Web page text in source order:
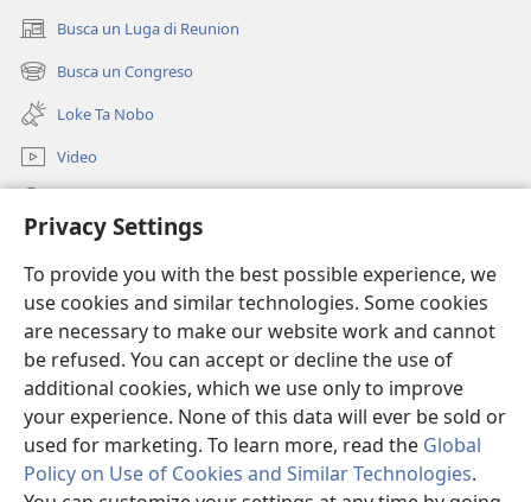
Privacy Settings
To provide you with the best possible experience, we
use cookies and similar technologies. Some cookies
are necessary to make our website work and cannot
be refused. You can accept or decline the use of
additional cookies, which we use only to improve
your experience. None of this data will ever be sold or
used for marketing. To learn more, read the Global
Policy on Use of Cookies and Similar Technologies.
Busca un Luga di Reunion
(opens
new
window)
Busca un Congreso
(opens
new
window)
Loke Ta Nobo
Video
(opens
window)Watchtower BIBLIOTHEEK ONLINE
(opens
new
window)JW Hub ®
(opens
new
window)